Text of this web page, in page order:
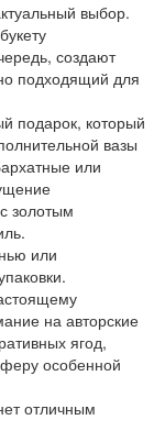
выбор.
создают
подходящий для
подарок, который
вазы
или
золотым
или
на авторские
ягод,
особенной
отличным